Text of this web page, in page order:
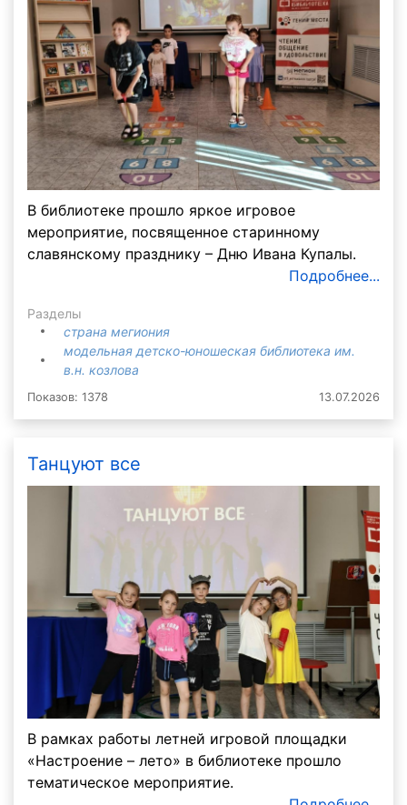
В библиотеке прошло яркое игровое
мероприятие, посвященное старинному
славянскому празднику – Дню Ивана Купалы.
Подробнее...
Разделы
страна мегиония
модельная детско-юношеская библиотека им.
в.н. козлова
Показов: 1378 13.07.2026
Танцуют все
В рамках работы летней игровой площадки
«Настроение – лето» в библиотеке прошло
тематическое мероприятие.